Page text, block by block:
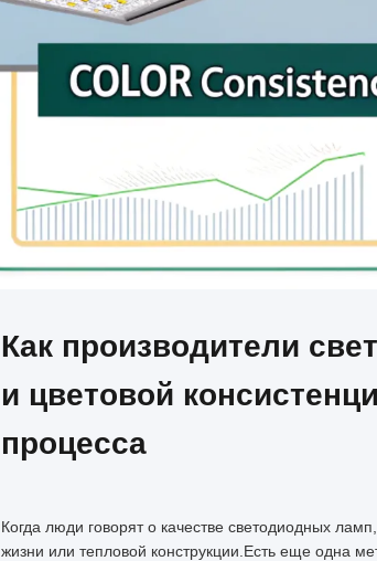
Как производители
и цветовой
процесса
Когда люди говорят о качестве светодиодных
жизни или тепловой конструкции.Есть еще одна